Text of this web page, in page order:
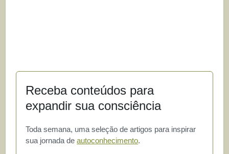
Receba conteúdos para
expandir sua consciência
Toda semana, uma seleção de artigos para inspirar
sua jornada deautoconhecimento.